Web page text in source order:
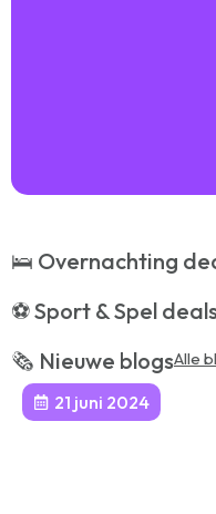
🛌 Overnachting
⚽️ Sport & Spel
🗞️ Nieuwe blogsAlle
21 juni 2024